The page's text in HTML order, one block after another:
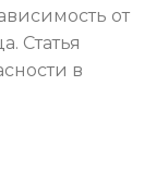
от
Статья
в